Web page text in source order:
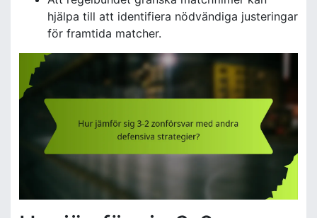
hjälpa till att identifiera nödvändiga justeringar
för framtida matcher.